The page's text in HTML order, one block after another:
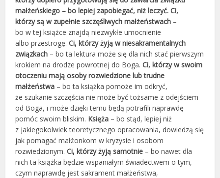
małżeńskiego – bo lepiej zapobiegać, niż leczyć. Ci,
którzy są w zupełnie szczęśliwych małżeństwach –
bo w tej książce znajdą niezwykłe umocnienie
albo przestrogę.Ci, którzy żyją w niesakramentalnych
związkach – bo ta lektura może się dla nich stać pierwszym
krokiem na drodze powrotnej do Boga.Ci, którzy w swoim
otoczeniu mają osoby rozwiedzione lub trudne
małżeństwa – bo ta książka pomoże im odkryć,
że szukanie szczęścia nie może być tożsame z odejściem
od Boga, i może dzięki temu będą potrafili naprawdę
pomóc swoim bliskim. Księża – bo stąd, lepiej niż
z jakiegokolwiek teoretycznego opracowania, dowiedzą się
jak pomagać małżonkom w kryzysie i osobom
rozwiedzionym.Ci, którzy żyją samotnie – bo nawet dla
nich ta książka będzie wspaniałym świadectwem o tym,
czym naprawdę jest sakrament małżeństwa,